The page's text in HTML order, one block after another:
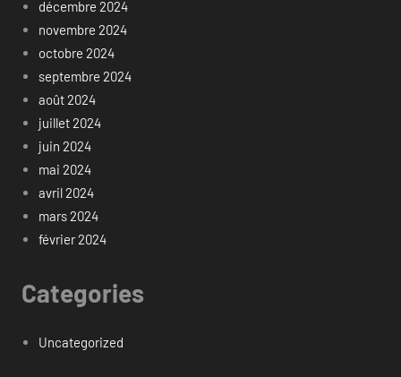
décembre 2024
novembre 2024
octobre 2024
septembre 2024
août 2024
juillet 2024
juin 2024
mai 2024
avril 2024
mars 2024
février 2024
Categories
Uncategorized